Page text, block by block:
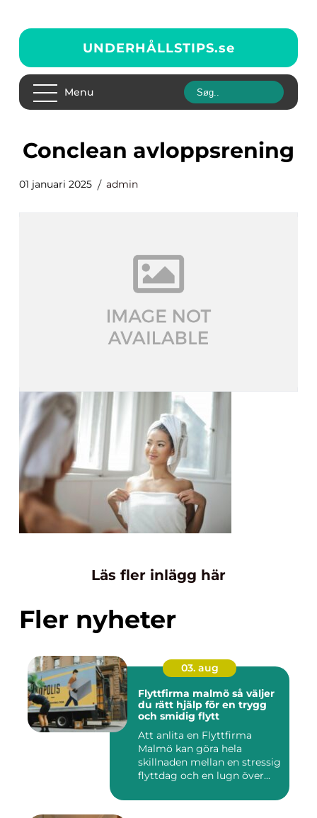
UNDERHÅLLSTIPS.se
Menu
conclean avloppsrening
01 januari 2025 admin
Läs fler inlägg här
Fler nyheter
03. aug
Flyttfirma malmö så väljer
du rätt hjälp för en trygg
och smidig flytt
Att anlita en Flyttfirma
Malmö kan göra hela
skillnaden mellan en stressig
flyttdag och en lugn över...